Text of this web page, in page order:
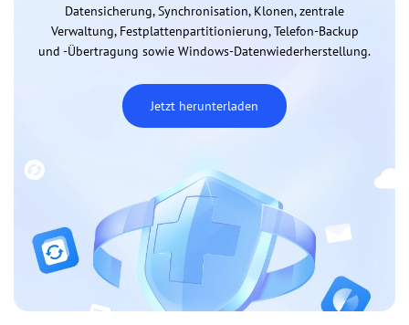
Datensicherung, Synchronisation, Klonen, zentrale
Verwaltung, Festplattenpartitionierung, Telefon-Backup
und -Übertragung sowie Windows-Datenwiederherstellung.
Jetzt herunterladen